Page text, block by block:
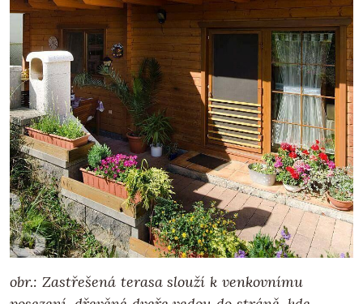
obr.: Zastřešená terasa slouží k venkovnímu